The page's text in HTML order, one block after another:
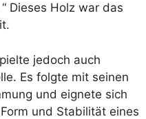
Dieses Holz war das
jedoch auch
Es folgte mit seinen
und eignete sich
und Stabilität eines